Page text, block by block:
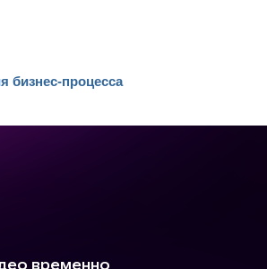
бизнес-процесса